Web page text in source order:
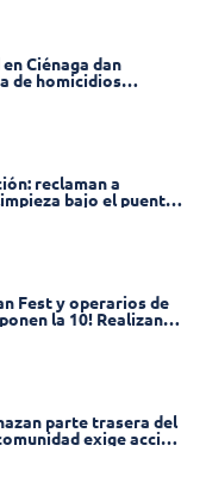
Ciénaga dan
de homicidios
reclaman a
bajo el puente
Fest y operarios de
la 10! Realizan
del Coliseo
parte trasera del
exige acción